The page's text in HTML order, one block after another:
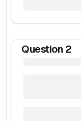
Question 2